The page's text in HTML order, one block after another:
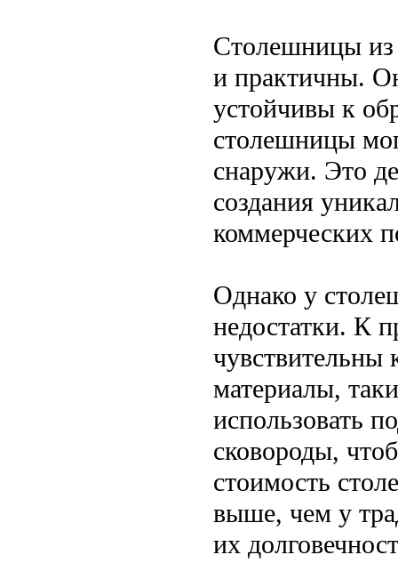
Столешницы из
и практичны.
устойчивы к
столешницы
снаружи. Это
создания
коммерческих
Однако у
недостатки. К
чувствительны
материалы,
использовать
сковороды,
стоимость
выше, чем у
их